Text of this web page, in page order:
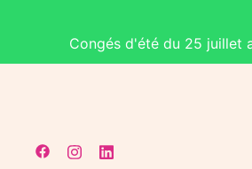
Congés d'été du 25 juillet